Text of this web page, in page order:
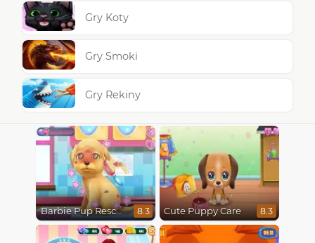
Gry Koty
Gry Smoki
Gry Rekiny
Barbie Pup Rescue 8.3 Cute Puppy Care 8.3